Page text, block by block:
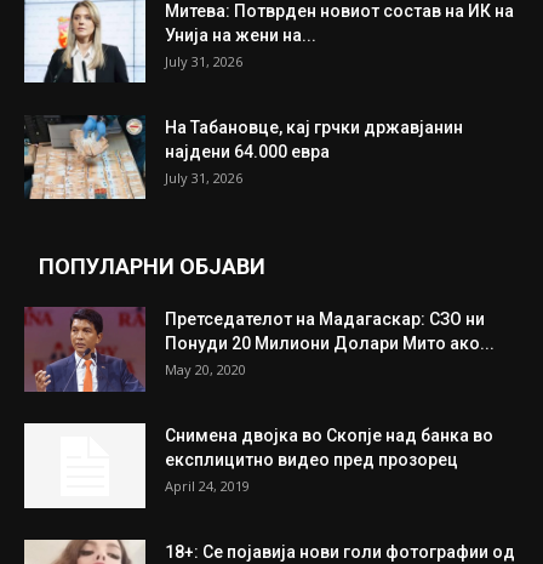
Митева: Потврден новиот состав на ИК на
Унија на жени на...
July 31, 2026
На Табановце, кај грчки државјанин
најдени 64.000 евра
July 31, 2026
ПОПУЛАРНИ ОБЈАВИ
Претседателот на Мадагаскар: СЗО ни
Понуди 20 Милиони Долари Мито ако...
May 20, 2020
Снимена двојка во Скопје над банка во
експлицитно видео пред прозорец
April 24, 2019
18+: Се појавија нови голи фотографии од